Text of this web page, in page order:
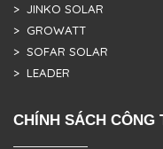
> JINKO SOLAR
> GROWATT
> SOFAR SOLAR
> LEADER
CHÍNH SÁCH CÔNG